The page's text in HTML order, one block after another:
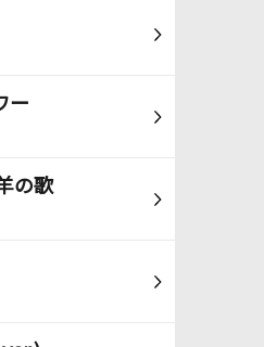
ー
の歌